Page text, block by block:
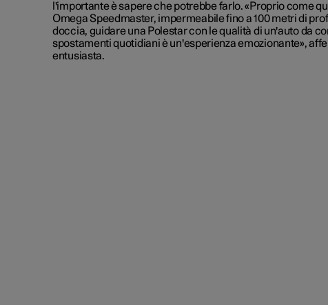
l'importante è sapere chepotrebbefarlo. «Proprio come
Omega Speedmaster, impermeabile fino a 100 metri di
doccia, guidare una Polestar con le qualità di un'auto da
spostamenti quotidiani è un'esperienza emozionante»,
entusiasta.